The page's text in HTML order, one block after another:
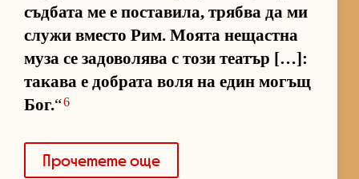
съд­бата ме е пос­та­ви­ла, трябва да ми
служи вместо Рим. Мо­ята не­щас­тна
муза се за­до­во­лява с този те­а­тър […]:
та­кава е доб­рата воля на един мо­гъщ
Бог.“6
Про­че­тете още